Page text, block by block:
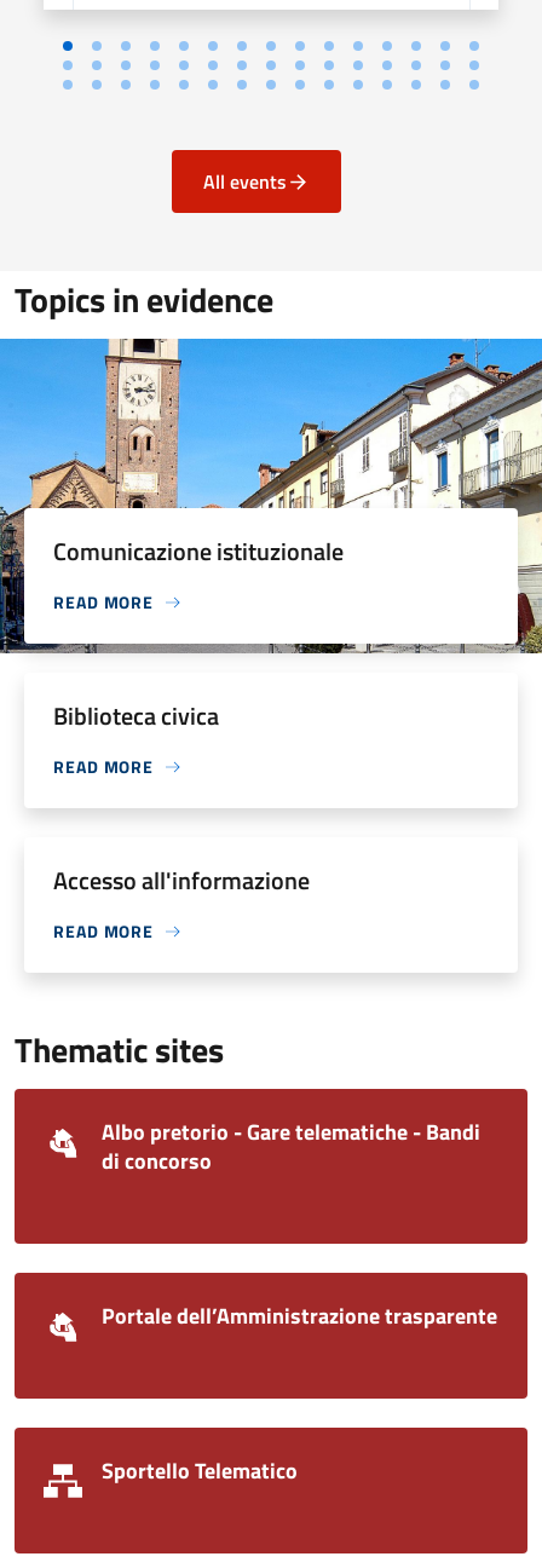
All events
Topics in evidence
Comunicazione istituzionale
READ MORE
Biblioteca civica
READ MORE
Accesso all'informazione
READ MORE
Thematic sites
Albo pretorio - Gare telematiche - Bandi
di concorso
Portale dell’Amministrazione trasparente
Sportello Telematico